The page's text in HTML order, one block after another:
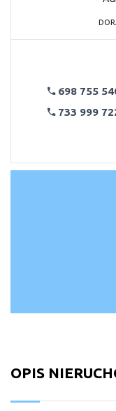
698 755
733 999
OPIS